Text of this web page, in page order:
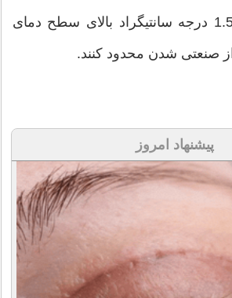
هوای جهان را به 1.5 درجه سانتیگراد بالای سطح دمای
صنعتی شدن محدود کنند.
پیشنهاد امروز